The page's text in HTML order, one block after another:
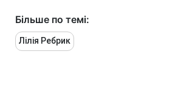
Більше по темі:
Лілія Ребрик